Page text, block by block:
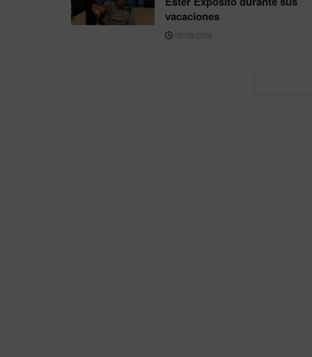
vacaciones
05/08/2026